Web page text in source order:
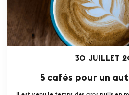
30 JUILLET
5 cafés pour un